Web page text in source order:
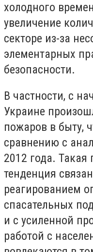
холодного
увеличение
секторе из-за
элементарных
безопасности.
В частности, с
Украине
пожаров в быту,
сравнению с
2012 года. Такая
тенденция
реагированием
спасательных
и с усиленной
работой с